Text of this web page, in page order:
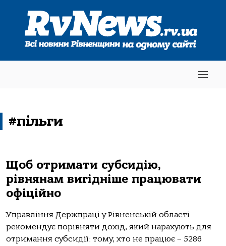
#пільги
Щоб отримати субсидію,
рівнянам вигідніше працювати
офіційно
Управління Держпраці у Рівненській області
рекомендує порівняти дохід, який нарахують для
отримання субсидії: тому, хто не працює – 5286